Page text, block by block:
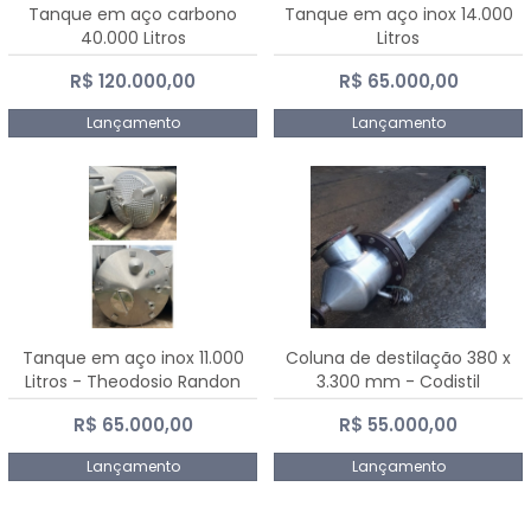
Tanque em aço carbono
40.000 Litros
R$ 120.000,00
Lançamento
Tanque em aço inox 14.000
Litros
R$ 65.000,00
Lançamento
Tanque em aço inox 11.000
Litros - Theodosio Randon
R$ 65.000,00
Lançamento
Coluna de destilação 380 x
3.300 mm - Codistil
R$ 55.000,00
Lançamento